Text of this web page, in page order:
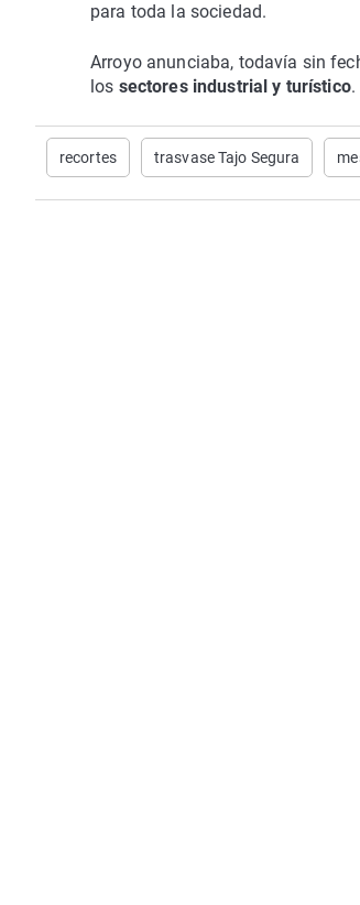
para toda la sociedad.
Arroyo anunciaba, todavía sin
los sectores industrial y turístico.
recortes trasvase Tajo Segura